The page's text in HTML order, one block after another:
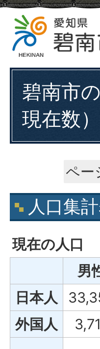
碧南市
現在数）
ペー
人口集
現在の人口
男
日本人
外国人